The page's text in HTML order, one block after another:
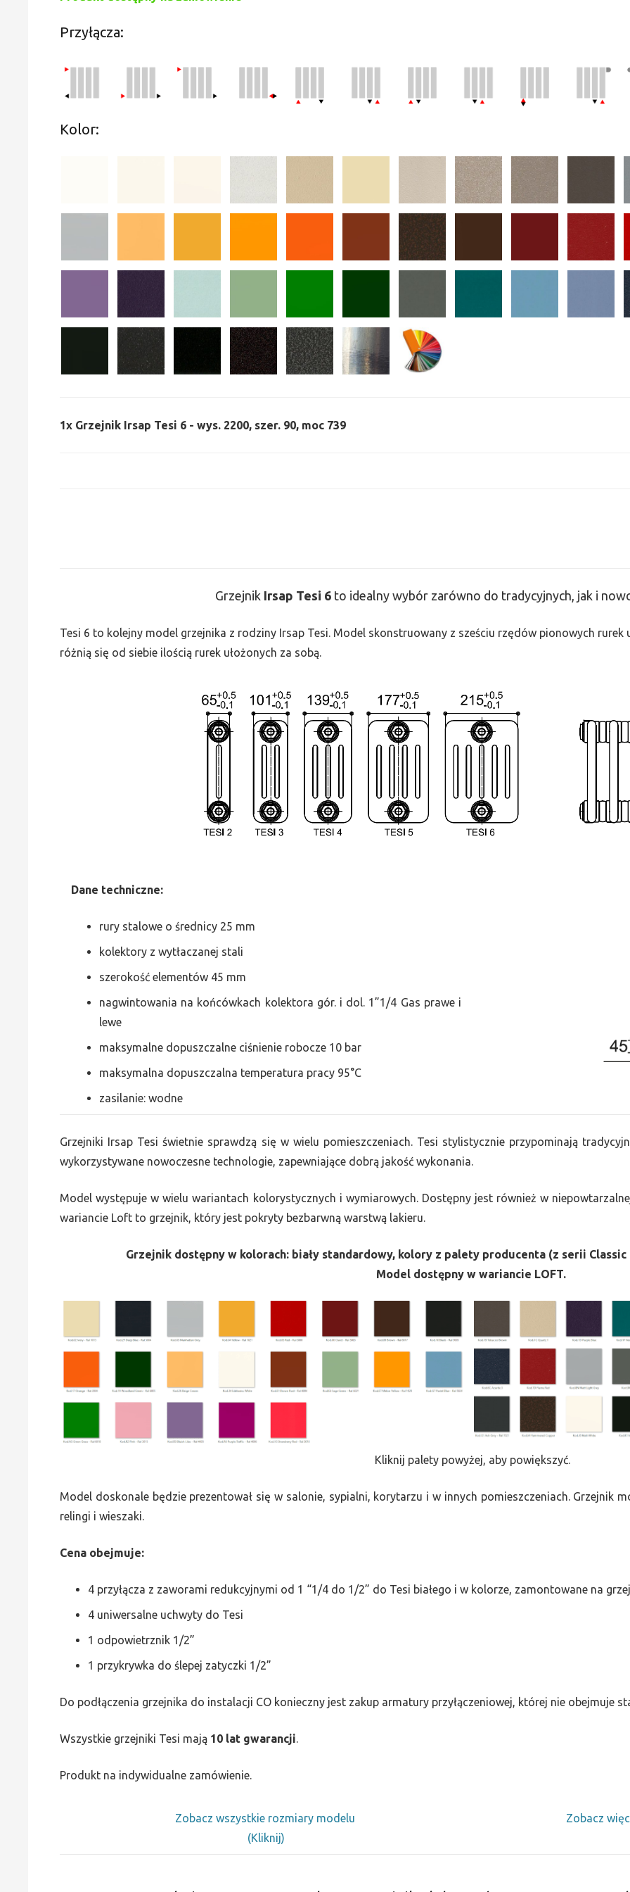
Przyłącza:
Kolor:
1x Grzejnik Irsap Tesi 6 - wys. 2200, szer. 90, moc 739
Grzejnik Irsap Tesi 6 to idealny wybór zarówno do tradycyjnych, jak i
Tesi 6 to kolejny model grzejnika z rodziny Irsap Tesi. Model skonstruowany z sześciu rzędów pionowych rurek
różnią się od siebie ilością rurek ułożonych za sobą.
Dane techniczne:
rury stalowe o średnicy 25 mm
kolektory z wytłaczanej stali
szerokość elementów 45 mm
nagwintowania na końcówkach kolektora gór. i dol. 1”1/4 Gas prawe i
lewe
maksymalne dopuszczalne ciśnienie robocze 10 bar
maksymalna dopuszczalna temperatura pracy 95°C
zasilanie: wodne
Grzejniki Irsap Tesi świetnie sprawdzą się w wielu pomieszczeniach. Tesi stylistycznie przypominają
wykorzystywane nowoczesne technologie, zapewniające dobrą jakość wykonania.
Model występuje w wielu wariantach kolorystycznych i wymiarowych. Dostępny jest również w
wariancie Loft to grzejnik, który jest pokryty bezbarwną warstwą lakieru.
Grzejnik dostępny w kolorach: biały standardowy, kolory z palety producenta (z serii
Model dostępny w wariancie LOFT.
Kliknij palety powyżej, aby powiększyć.
Model doskonale będzie prezentował się w salonie, sypialni, korytarzu i w innych pomieszczeniach. Grzejnik
relingi i wieszaki.
Cena obejmuje:
4 przyłącza z zaworami redukcyjnymi od 1 “1/4 do 1/2” do Tesi białego i w kolorze, zamontowane na
4 uniwersalne uchwyty do Tesi
1 odpowietrznik 1/2”
1 przykrywka do ślepej zatyczki 1/2”
Do podłączenia grzejnika do instalacji CO konieczny jest zakup armatury przyłączeniowej, której nie obejmuje
Wszystkie grzejniki Tesi mają 10 lat gwarancji.
Produkt na indywidualne zamówienie.
Zobacz wszystkie rozmiary modelu
(Kliknij)
Zobacz